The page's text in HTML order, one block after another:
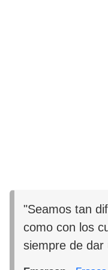
"Seamos tan
como con los
siempre de dar